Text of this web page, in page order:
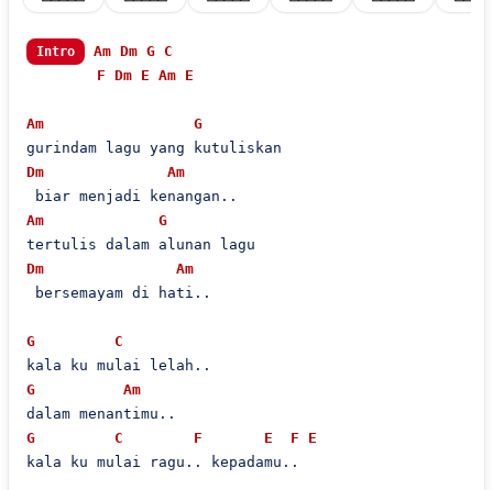
Intro Am Dm G
C
F Dm E Am E
Am
G
Dm
Am
Am
G
Dm
Am
bersemayam di hati..
G
C
G
Am
G
C F E F
E
kala ku mulai ragu.. kepadamu..